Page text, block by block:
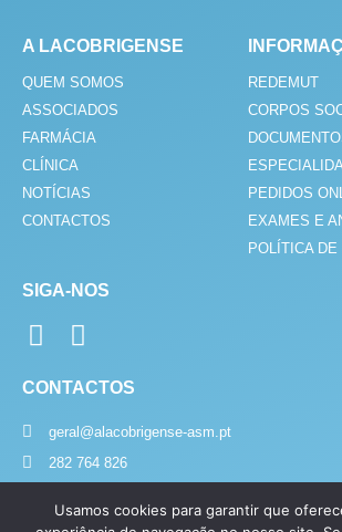
A LACOBRIGENSE
QUEM SOMOS
ASSOCIADOS
FARMÁCIA
CLÍNICA
NOTÍCIAS
CONTACTOS
REDEMUT
CORPOS
PEDIDOS
EXAMES E
POLÍTICA
SIGA-NOS
F
c
b
o
I
s
a
g
r
CONTACTOS
geral@alacobrigense-asm.pt
282 764 826
depende do seu tarifário.
Usamos cookies para garantir que